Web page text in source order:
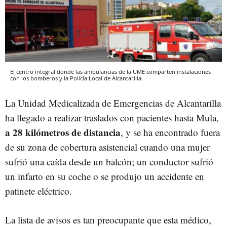
El centro integral donde las ambulancias de la UME comparten instalaciones
con los bomberos y la Policía Local de Alcantarilla.
La Unidad Medicalizada de Emergencias de Alcantarilla
ha llegado a realizar traslados con pacientes hasta Mula,
a 28 kilómetros de distancia, y se ha encontrado fuera
de su zona de cobertura asistencial cuando una mujer
sufrió una caída desde un balcón; un conductor sufrió
un infarto en su coche o se produjo un accidente en
patinete eléctrico.
La lista de avisos es tan preocupante que esta médico,